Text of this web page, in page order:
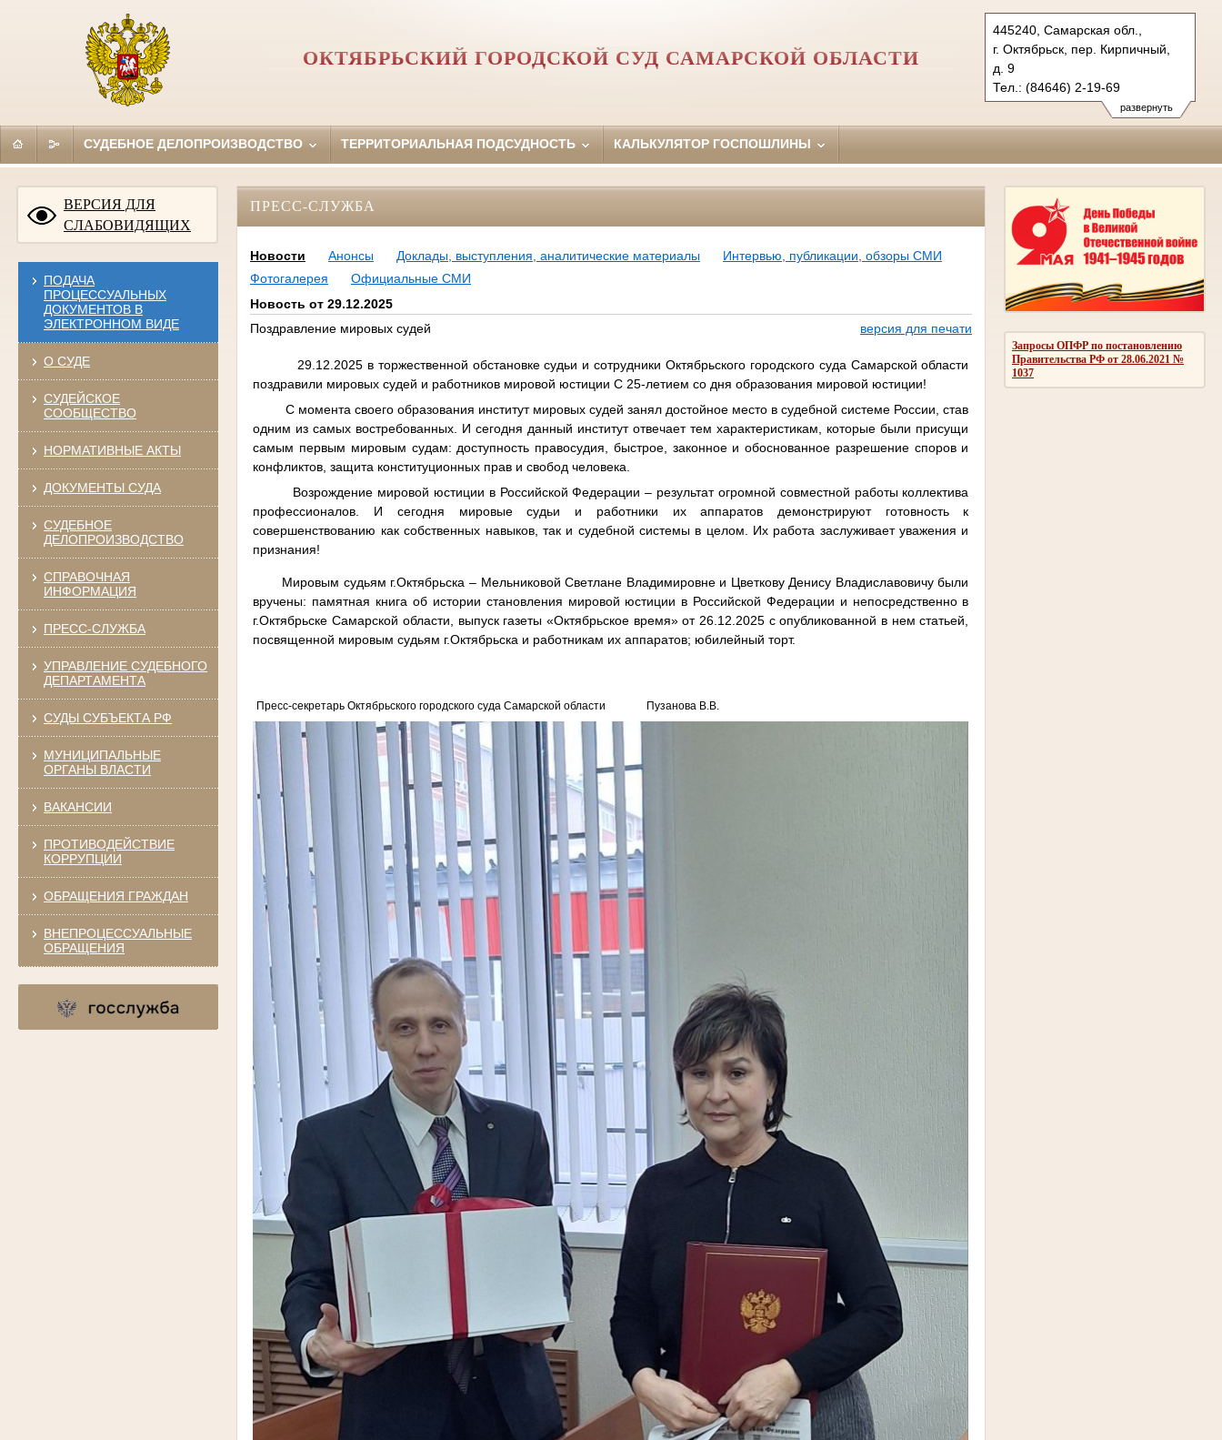
развернуть
445240, Самарская обл.,
г. Октябрьск, пер. Кирпичный,
д. 9
Тел.: (84646) 2-19-69
oktyabrsky.sam@sudrf.ru
ОКТЯБРЬСКИЙ ГОРОДСКОЙ СУД САМАРСКОЙ ОБЛАСТИ
СУДЕБНОЕ ДЕЛОПРОИЗВОДСТВО ТЕРРИТОРИАЛЬНАЯ ПОДСУДНОСТЬ КАЛЬКУЛЯТОР ГОСПОШЛИНЫ
ВЕРСИЯ ДЛЯ
СЛАБОВИДЯЩИХ
ПОДАЧА
ПРОЦЕССУАЛЬНЫХ
ДОКУМЕНТОВ В
ЭЛЕКТРОННОМ ВИДЕ
О СУДЕ
СУДЕЙСКОЕ
СООБЩЕСТВО
НОРМАТИВНЫЕ АКТЫ
ДОКУМЕНТЫ СУДА
СУДЕБНОЕ
ДЕЛОПРОИЗВОДСТВО
СПРАВОЧНАЯ
ИНФОРМАЦИЯ
ПРЕСС-СЛУЖБА
УПРАВЛЕНИЕ СУДЕБНОГО
ДЕПАРТАМЕНТА
СУДЫ СУБЪЕКТА РФ
МУНИЦИПАЛЬНЫЕ
ОРГАНЫ ВЛАСТИ
ВАКАНСИИ
ПРОТИВОДЕЙСТВИЕ
КОРРУПЦИИ
ОБРАЩЕНИЯ ГРАЖДАН
ВНЕПРОЦЕССУАЛЬНЫЕ
ОБРАЩЕНИЯ
Запросы ОПФР по постановлению
Правительства РФ от 28.06.2021 №
1037
ПРЕСС-СЛУЖБА
Новости Анонсы Доклады, выступления, аналитические материалы
Интервью, публикации, обзоры СМИ
Фотогалерея
Официальные СМИ
Новость от 29.12.2025
Поздравление мировых судей
версия для печати
29.12.2025 в торжественной обстановке судьи и сотрудники Октябрьского городского суда Самарской области
поздравили мировых судей и работников мировой юстиции С 25-летием со дня образования мировой юстиции!
С момента своего образования институт мировых судей занял достойное место в судебной системе России, став
одним из самых востребованных. И сегодня данный институт отвечает тем характеристикам, которые были присущи
самым первым мировым судам: доступность правосудия, быстрое, законное и обоснованное разрешение споров и
конфликтов, защита конституционных прав и свобод человека.
Возрождение мировой юстиции в Российской Федерации – результат огромной совместной работы коллектива
профессионалов. И сегодня мировые судьи и работники их аппаратов демонстрируют готовность к
совершенствованию как собственных навыков, так и судебной системы в целом. Их работа заслуживает уважения и
признания!
Мировым судьям г.Октябрьска – Мельниковой Светлане Владимировне и Цветкову Денису Владиславовичу были
вручены: памятная книга об истории становления мировой юстиции в Российской Федерации и непосредственно в
г.Октябрьске Самарской области, выпуск газеты «Октябрьское время» от 26.12.2025 с опубликованной в нем статьей,
посвященной мировым судьям г.Октябрьска и работникам их аппаратов; юбилейный торт.
Пресс-секретарь Октябрьского городского суда Самарской области Пузанова В.В.